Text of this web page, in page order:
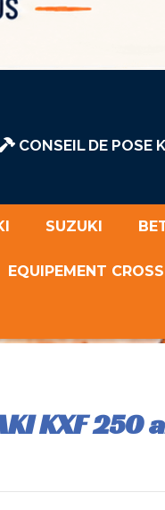
CONSEIL DE POSE
SUZUKI
EQUIPEMENT CROSS
KXF 250